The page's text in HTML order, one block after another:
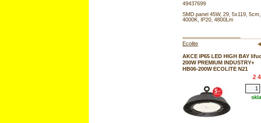
49437699
SMD panel 45W, 29, 5x119, 5cm,
4000K, IP20, 4800Lm
Ecolite
AKCE IP65 LED HIGH BAY lifud
200W PREMIUM INDUSTRY+
HB06-200W ECOLITE N21
2